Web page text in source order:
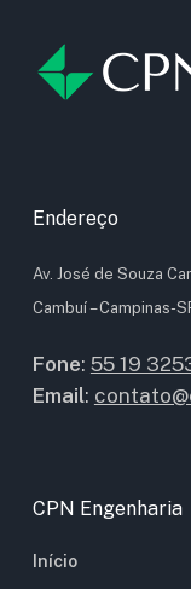
Endereço
Av. José de Souza
Cambuí – Campinas-
Fone: 55 19
Email:
CPN Engenharia
Início